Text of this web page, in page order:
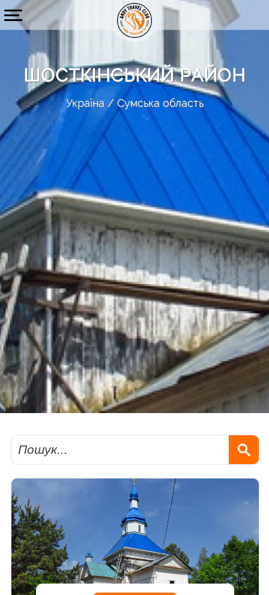
ШОСТКІНСЬКИЙ РАЙОН
Україна Сумська область
Пошук